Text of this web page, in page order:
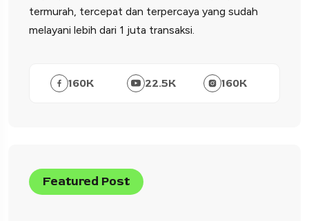
termurah, tercepat dan terpercaya yang sudah
melayani lebih dari 1 juta transaksi.
160K 22.5K 160K
Featured Post